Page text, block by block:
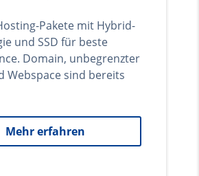
Pakete mit Hybrid-
und SSD für beste
Domain, unbegrenzter
Webspace sind bereits
Mehr erfahren